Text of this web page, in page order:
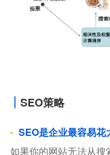
SEO策略
SEO是企业最容易花
如果你的网站无法从搜